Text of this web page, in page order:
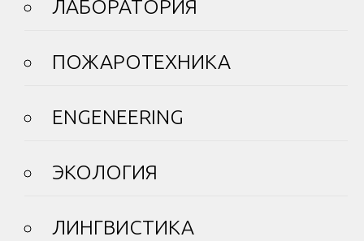
ЛАБОРАТОРИЯ
ПОЖАРОТЕХНИКА
ENGENEERING
ЭКОЛОГИЯ
ЛИНГВИСТИКА